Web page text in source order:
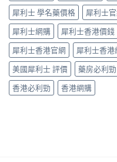
藥
師：
九
成
「冇
效」
投
訴，
其
實
犀利士 學名藥價格
犀利士
犀利士網購
犀利士香港價錢
犀利士香港官網
犀利士香港
美國犀利士 評價
藥房必利勁
香港必利勁
香港網購